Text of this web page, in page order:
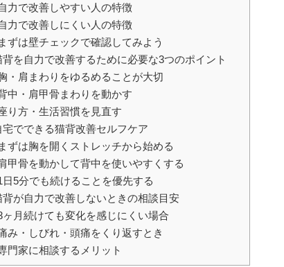
力で改善しやすい人の特徴
力で改善しにくい人の特徴
まずは壁チェックで確認してみよう
背を自力で改善するために必要な3つのポイント
・肩まわりをゆるめることが大切
中・肩甲骨まわりを動かす
り方・生活習慣を見直す
宅でできる猫背改善セルフケア
まずは胸を開くストレッチから始める
甲骨を動かして背中を使いやすくする
日5分でも続けることを優先する
背が自力で改善しないときの相談目安
ヶ月続けても変化を感じにくい場合
み・しびれ・頭痛をくり返すとき
門家に相談するメリット